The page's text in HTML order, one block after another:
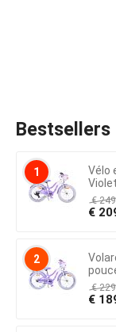
Bestsellers
1
Vélo
€
€
2
€
€